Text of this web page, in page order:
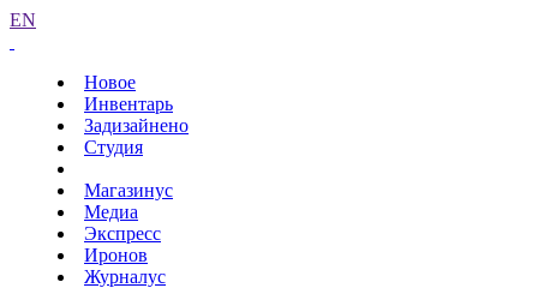
EN
Новое
Инвентарь
Задизайнено
Студия
Магазинус
Медиа
Экспресс
Иронов
Журналус